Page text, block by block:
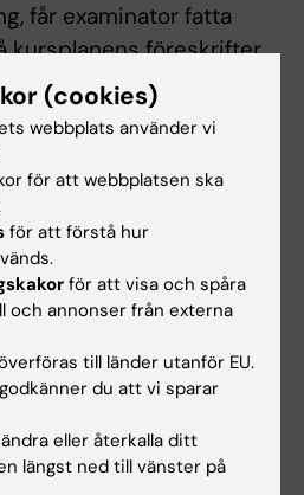
får examinator fatta
kursplanens föreskrifter
antal
möjlighet till
från
m.m.
samt nivån på
kunskaper och
tas bort eller sänkas.
att tillhandahållas under
en eventuell nedläggning
kan ske enligt tidigare
(cookies)
webbplats använder vi
för att webbplatsen ska
för att förstå hur
för att visa och spåra
och annonser från externa
till länder utanför EU.
du att vi sparar
eller återkalla ditt
längst ned till vänster på